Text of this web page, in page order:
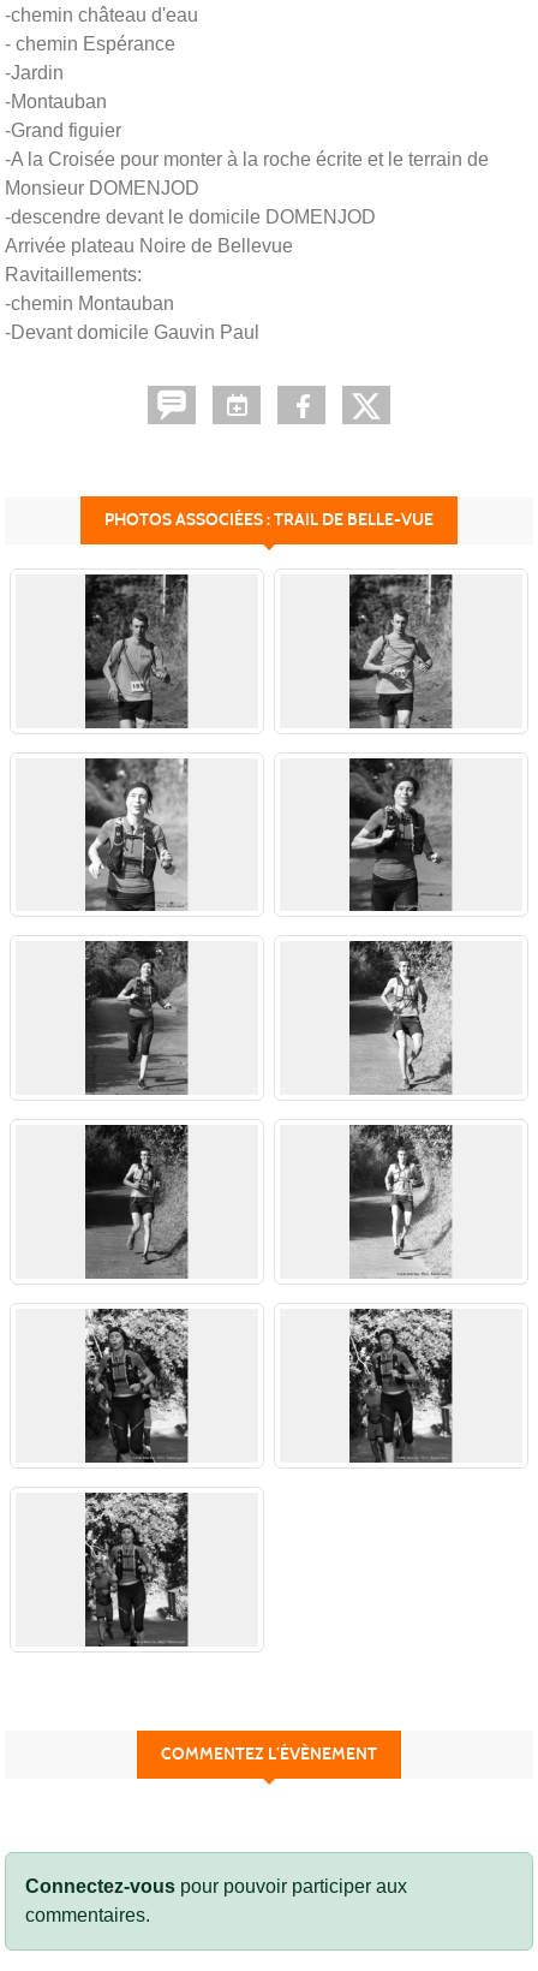
-chemin château d'eau
- chemin Espérance
-Jardin
-Montauban
-Grand figuier
-A la Croisée pour monter à la roche écrite et le terrain de
Monsieur DOMENJOD
-descendre devant le domicile DOMENJOD
Arrivée plateau Noire de Bellevue
Ravitaillements:
-chemin Montauban
-Devant domicile Gauvin Paul
PHOTOS ASSOCIÉES : TRAIL DE BELLE-VUE
COMMENTEZ L’ÉVÈNEMENT
Connectez-vous pour pouvoir participer aux
commentaires.